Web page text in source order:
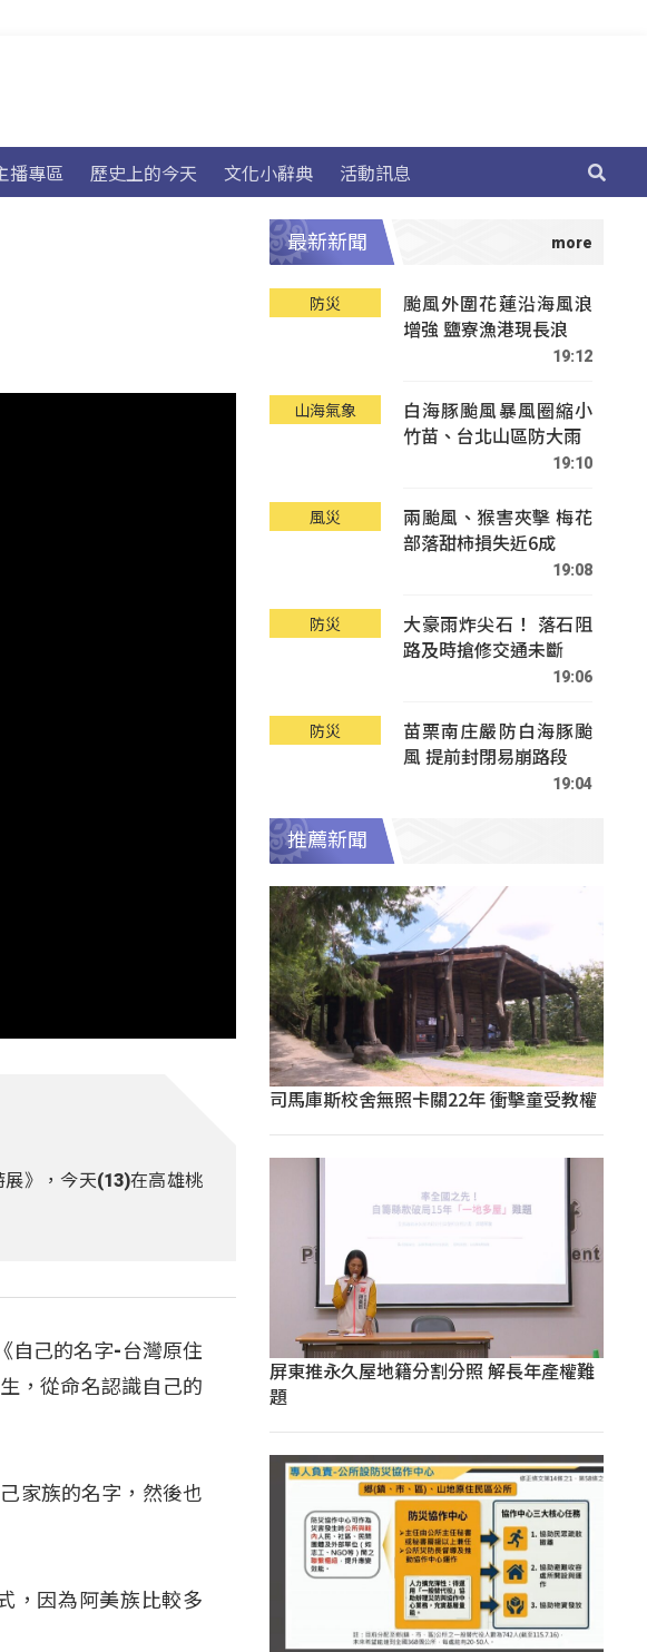
播專區 歷史上的今天 文化小辭典 活動訊息
》，今天(13)在高雄桃
自己的名字-台灣原住
，從命名認識自己的
家族的名字，然後也
，因為阿美族比較多
最新新聞
防災
颱風外圍花蓮沿海風浪
增強 鹽寮漁港現長浪
19:12
山海氣象
白海豚颱風暴風圈縮小
竹苗、台北山區防大雨
19:10
風災
兩颱風、猴害夾擊 梅花
部落甜柿損失近6成
19:08
防災
大豪雨炸尖石！ 落石阻
路及時搶修交通未斷
19:06
防災
苗栗南庄嚴防白海豚颱
風 提前封閉易崩路段
19:04
推薦新聞
司馬庫斯校舍無照卡關22年 衝擊童受教權
屏東推永久屋地籍分割分照 解長年產權難
題